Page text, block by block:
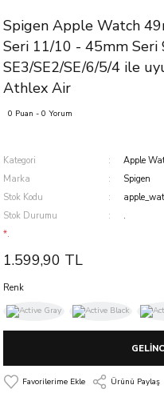
Spigen Apple Watch
Seri 11/10 - 45mm
SE3/SE2/SE/6/5/4 ile
Athlex Air
0 Puan - 0 Yorum
Kategori
Apple
Marka
Spigen
Stok Kodu
Stok Durumu
.
*.
1.599,90 TL
Renk
Ürünü Paylaş